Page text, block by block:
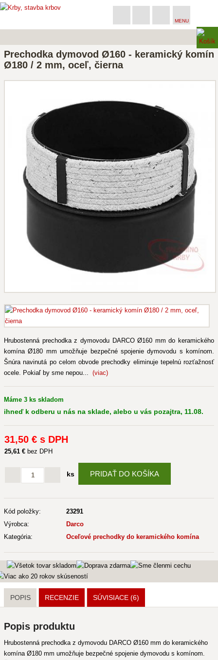
MENU
Prechodka dymovod Ø160 - keramický komín
Ø180 / 2 mm, oceľ, čierna
Hrubostenná prechodka z dymovodu DARCO Ø160 mm do keramického
komína Ø180 mm umožňuje bezpečné spojenie dymovodu s komínom.
Šnúra navinutá po celom obvode prechodky eliminuje tepelnú rozťažnosť
ocele. Pokiaľ by sme nepou... (viac)
Máme 3 ks skladom
ihneď k odberu u nás na sklade, alebo u vás pozajtra, 11.08.
31,50 € s DPH
25,61 € bez DPH
ks PRIDAŤ DO KOŠÍKA
Kód položky:
23291
Výrobca:
Darco
Kategória:
Oceľové prechodky do keramického komína
POPIS RECENZIE SÚVISIACE (6)
Popis produktu
Hrubostenná prechodka z dymovodu DARCO Ø160 mm do keramického
komína Ø180 mm umožňuje bezpečné spojenie dymovodu s komínom.